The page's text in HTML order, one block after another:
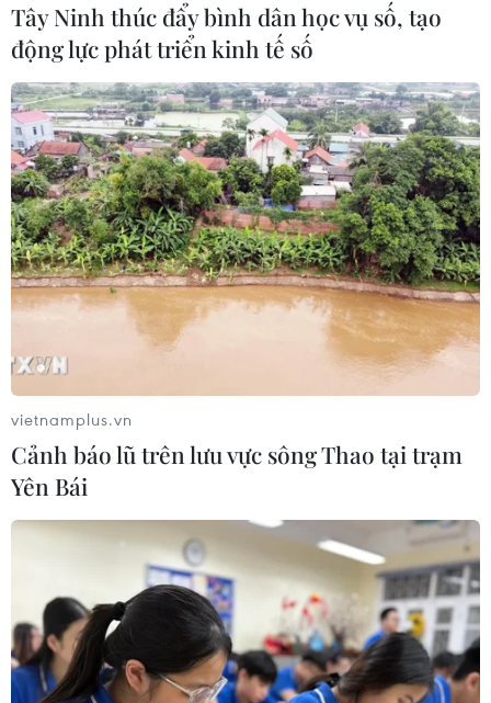
Theo dõi VietnamPlus
TIN LIÊN QUAN
9 loại nước ép vừa ngon miệng vừa cực tốt
để hạ huyết áp
21/06/2025 01:26
Tây Ninh thúc đẩy bình dân học vụ số, tạo
động lực phát triển kinh tế số
vietnamplus.vn
Cảnh báo lũ trên lưu vực sông Thao tại trạm
Yên Bái